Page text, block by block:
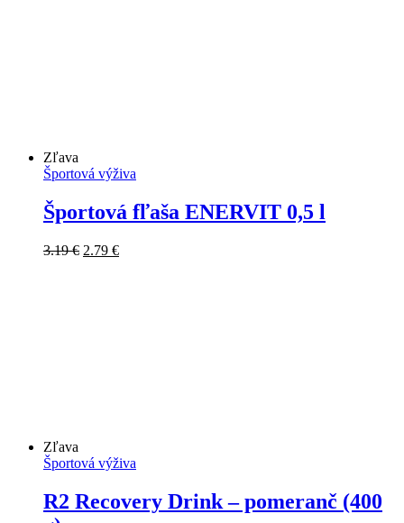
Zľava
Športová výživa
Športová fľaša ENERVIT 0,5 l
3.19€ Pôvodná
2.79 €Aktuálna
Zľava
Športová výživa
R2 Recovery Drink – pomeranč (400